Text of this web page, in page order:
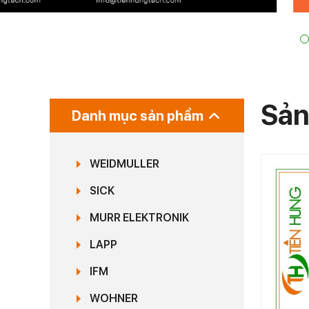
Danh mục sản phẩm
WEIDMULLER
SICK
MURR ELEKTRONIK
LAPP
IFM
WOHNER